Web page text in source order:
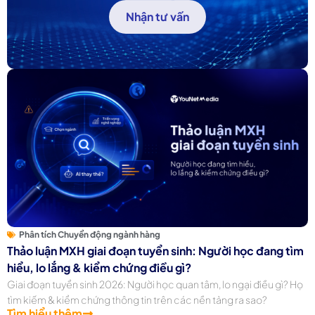
Nhận tư vấn
Phân tích Chuyển động ngành hàng
Thảo luận MXH giai đoạn tuyển sinh: Người học đang tìm
hiểu, lo lắng & kiểm chứng điều gì?
Giai đoạn tuyển sinh 2026: Người học quan tâm, lo ngại điều gì? Họ
tìm kiếm & kiểm chứng thông tin trên các nền tảng ra sao?